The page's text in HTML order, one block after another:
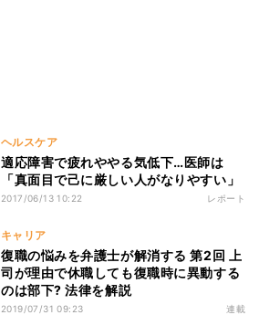
ヘルスケア
適応障害で疲れややる気低下…医師は
「真面目で己に厳しい人がなりやすい」
2017/06/13 10:22 レポート
キャリア
復職の悩みを弁護士が解消する 第2回 上
司が理由で休職しても復職時に異動する
のは部下? 法律を解説
2019/07/31 09:23 連載